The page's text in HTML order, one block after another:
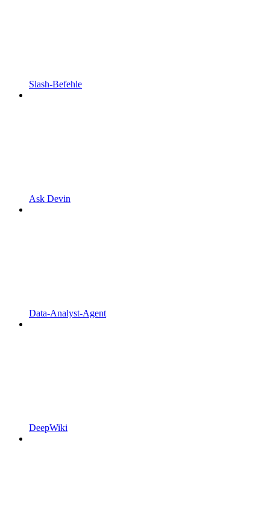
Slash-Befehle
Ask Devin
Data-Analyst-Agent
DeepWiki